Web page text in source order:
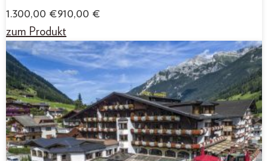
1.300,00 €910,00 €
zum Produkt